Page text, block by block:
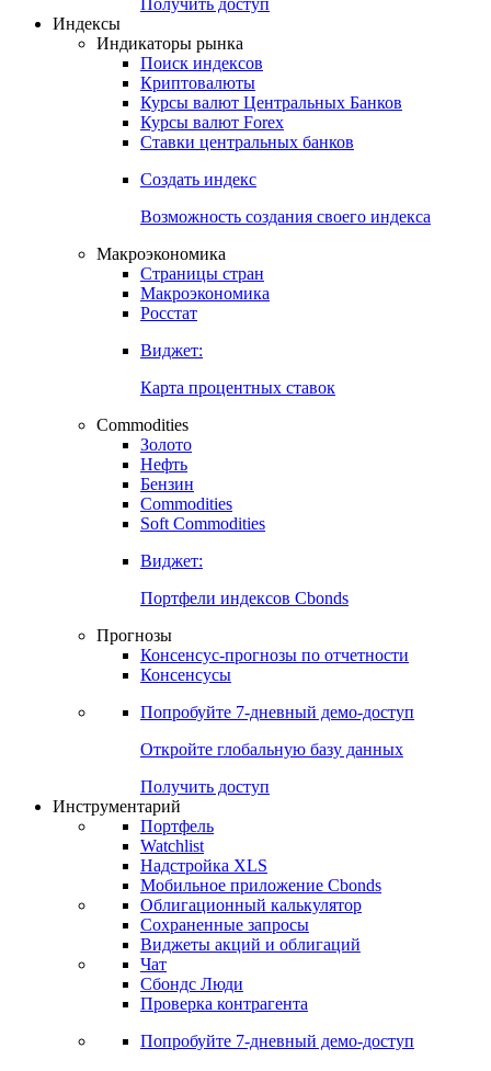
Попробуйте7-дневный
Откройте глобальную базу данных
Получить доступ
Индикаторы рынка
Поиск индексов
Курсы валют Центральных Банков
Ставки центральных банков
Создать индекс
Возможность создания своего индекса
Страницы стран
Росстат
Виджет:
Карта процентных ставок
Commodities
Золото
Бензин
Soft Commodities
Виджет:
Портфели индексов Cbonds
Прогнозы
Консенсусы
Попробуйте7-дневный
Откройте глобальную базу данных
Получить доступ
Инструментарий
Портфель
Watchlist
Надстройка XLS
Мобильное приложение Cbonds
Облигационный калькулятор
Сохраненные запросы
Чат